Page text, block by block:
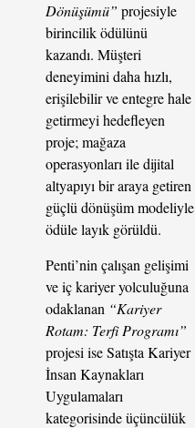
Dönüşümü” projesiyle
birincilik ödülünü
kazandı. Müşteri
deneyimini daha hızlı,
erişilebilir ve entegre hale
getirmeyi hedefleyen
proje; mağaza
operasyonları ile dijital
altyapıyı bir araya getiren
güçlü dönüşüm modeliyle
ödüle layık görüldü.
Penti’nin çalışan gelişimi
ve iç kariyer yolculuğuna
odaklanan “Kariyer
Rotam: Terfi Programı”
projesi ise Satışta Kariyer
İnsan Kaynakları
Uygulamaları
kategorisinde üçüncülük